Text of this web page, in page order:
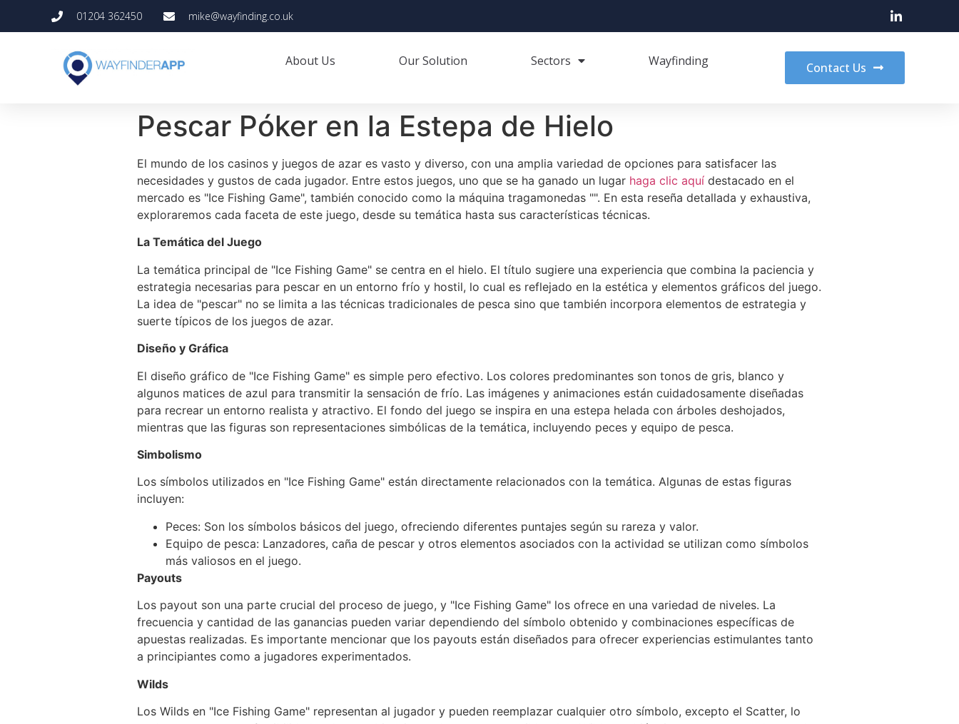
01204 362450 mike@wayfinding.co.uk
About Us Our Solution Sectors Wayfinding Contact Us
Pescar Póker en la Estepa de Hielo
El mundo de los casinos y juegos de azar es vasto y diverso, con una amplia variedad de opciones para satisfacer las
necesidades y gustos de cada jugador. Entre estos juegos, uno que se ha ganado un lugar haga clic aquí destacado en el
mercado es "Ice Fishing Game", también conocido como la máquina tragamonedas "". En esta reseña detallada y exhaustiva,
exploraremos cada faceta de este juego, desde su temática hasta sus características técnicas.
La Temática del Juego
La temática principal de "Ice Fishing Game" se centra en el hielo. El título sugiere una experiencia que combina la paciencia y
estrategia necesarias para pescar en un entorno frío y hostil, lo cual es reflejado en la estética y elementos gráficos del juego.
La idea de "pescar" no se limita a las técnicas tradicionales de pesca sino que también incorpora elementos de estrategia y
suerte típicos de los juegos de azar.
Diseño y Gráfica
El diseño gráfico de "Ice Fishing Game" es simple pero efectivo. Los colores predominantes son tonos de gris, blanco y
algunos matices de azul para transmitir la sensación de frío. Las imágenes y animaciones están cuidadosamente diseñadas
para recrear un entorno realista y atractivo. El fondo del juego se inspira en una estepa helada con árboles deshojados,
mientras que las figuras son representaciones simbólicas de la temática, incluyendo peces y equipo de pesca.
Simbolismo
Los símbolos utilizados en "Ice Fishing Game" están directamente relacionados con la temática. Algunas de estas figuras
incluyen:
Peces: Son los símbolos básicos del juego, ofreciendo diferentes puntajes según su rareza y valor.
Equipo de pesca: Lanzadores, caña de pescar y otros elementos asociados con la actividad se utilizan como símbolos
más valiosos en el juego.
Payouts
Los payout son una parte crucial del proceso de juego, y "Ice Fishing Game" los ofrece en una variedad de niveles. La
frecuencia y cantidad de las ganancias pueden variar dependiendo del símbolo obtenido y combinaciones específicas de
apuestas realizadas. Es importante mencionar que los payouts están diseñados para ofrecer experiencias estimulantes tanto
a principiantes como a jugadores experimentados.
Wilds
Los Wilds en "Ice Fishing Game" representan al jugador y pueden reemplazar cualquier otro símbolo, excepto el Scatter, lo